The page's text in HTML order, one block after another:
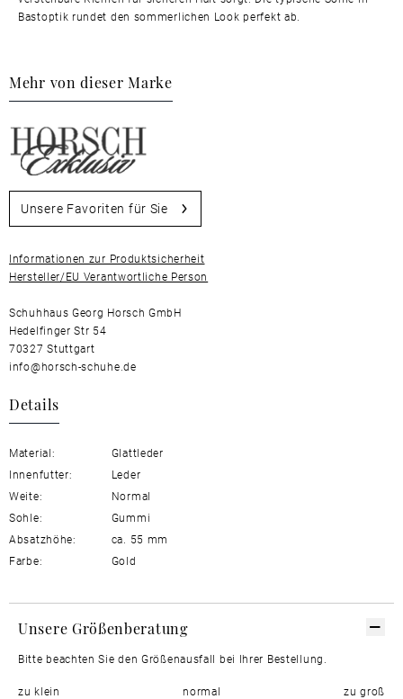
Bastoptik rundet den sommerlichen Look perfekt ab.
Mehr von dieser Marke
Unsere Favoriten für Sie
Informationen zur Produktsicherheit
Hersteller/EU Verantwortliche Person
Schuhhaus Georg Horsch GmbH
Hedelfinger Str 54
70327 Stuttgart
info@horsch-schuhe.de
Details
Material:
Glattleder
Innenfutter:
Leder
Weite:
Normal
Sohle:
Gummi
Absatzhöhe:
ca. 55 mm
Farbe:
Gold
Unsere Größenberatung
Bitte beachten Sie den Größenausfall bei Ihrer Bestellung.
zu klein normal zu groß